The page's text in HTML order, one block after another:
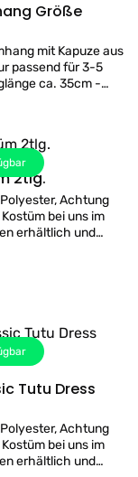
DetailsGröße
mit Kapuze aus
passend für 3-5
ca. 35cm -
2tlg.
Achtung
bei uns im
erhältlich und
Tutu Dress
Achtung
bei uns im
erhältlich und